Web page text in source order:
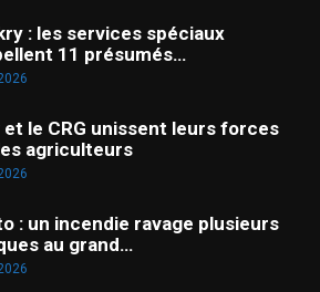
: les services spéciaux
11 présumés…
et le CRG unissent leurs forces
agriculteurs
: un incendie ravage plusieurs
au grand…